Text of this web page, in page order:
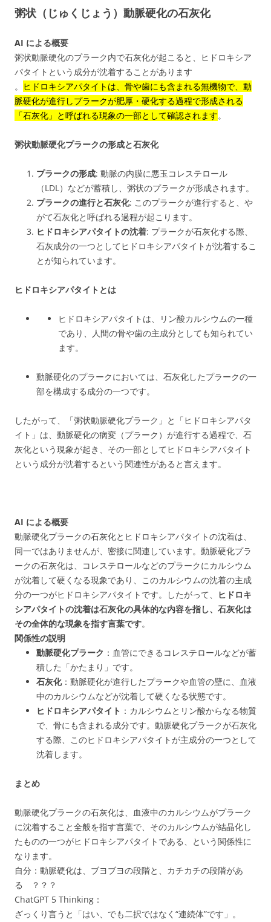
粥状（じゅくじょう）動脈硬化の石灰化
AI による概要
粥状動脈硬化のプラーク内で石灰化が起こると、ヒドロキシア
パタイトという成分が沈着することがあります
。 ヒドロキシアパタイトは、骨や歯にも含まれる無機物で、動
脈硬化が進行しプラークが肥厚・硬化する過程で形成される
「石灰化」と呼ばれる現象の一部として確認されます。
粥状動脈硬化プラークの形成と石灰化
プラークの形成: 動脈の内膜に悪玉コレステロール
（LDL）などが蓄積し、粥状のプラークが形成されます。
プラークの進行と石灰化: このプラークが進行すると、や
がて石灰化と呼ばれる過程が起こります。
ヒドロキシアパタイトの沈着: プラークが石灰化する際、
石灰成分の一つとしてヒドロキシアパタイトが沈着するこ
とが知られています。
ヒドロキシアパタイトとは
ヒドロキシアパタイトは、リン酸カルシウムの一種
であり、人間の骨や歯の主成分としても知られてい
ます。
動脈硬化のプラークにおいては、石灰化したプラークの一
部を構成する成分の一つです。
したがって、「粥状動脈硬化プラーク」と「ヒドロキシアパタ
イト」は、動脈硬化の病変（プラーク）が進行する過程で、石
灰化という現象が起き、その一部としてヒドロキシアパタイト
という成分が沈着するという関連性があると言えます。
AI による概要
動脈硬化プラークの石灰化とヒドロキシアパタイトの沈着は、
同一ではありませんが、密接に関連しています。動脈硬化プラ
ークの石灰化は、コレステロールなどのプラークにカルシウム
が沈着して硬くなる現象であり、このカルシウムの沈着の主成
分の一つがヒドロキシアパタイトです。したがって、
ヒドロキ
シアパタイトの沈着は石灰化の具体的な内容を指し、石灰化は
その全体的な現象を指す言葉です。
関係性の説明
動脈硬化プラーク ：血管にできるコレステロールなどが蓄
積した「かたまり」です。
石灰化：動脈硬化が進行したプラークや血管の壁に、血液
中のカルシウムなどが沈着して硬くなる状態です。
ヒドロキシアパタイト ：カルシウムとリン酸からなる物質
で、骨にも含まれる成分です。動脈硬化プラークが石灰化
する際、このヒドロキシアパタイトが主成分の一つとして
沈着します。
まとめ
動脈硬化プラークの石灰化は、血液中のカルシウムがプラーク
に沈着すること全般を指す言葉で、そのカルシウムが結晶化し
たものの一つがヒドロキシアパタイトである、という関係性に
なります。
自分：動脈硬化は、ブヨブヨの段階と、カチカチの段階があ
る ？？？
ChatGPT 5 Thinking：
ざっくり言うと「はい、でも二択ではなく“連続体”です」。